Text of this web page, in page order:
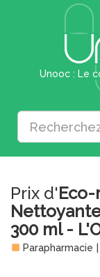
Unooc : Le
Prix d'
300 ml -
Parapharmacie